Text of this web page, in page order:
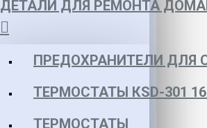
ДЕТАЛИ ДЛЯ РЕМОНТА
ПРЕДОХРАНИТЕЛИ ДЛЯ
ТЕРМОСТАТЫ КSD-301
ТЕРМОСТАТЫ